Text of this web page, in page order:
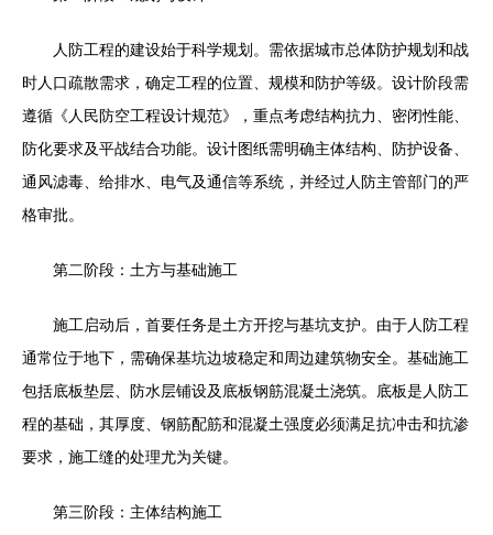
人防工程的建设始于科学规划。需依据城市总体防护规划和战
时人口疏散需求，确定工程的位置、规模和防护等级。设计阶段需
遵循《人民防空工程设计规范》，重点考虑结构抗力、密闭性能、
防化要求及平战结合功能。设计图纸需明确主体结构、防护设备、
通风滤毒、给排水、电气及通信等系统，并经过人防主管部门的严
格审批。
第二阶段：土方与基础施工
施工启动后，首要任务是土方开挖与基坑支护。由于人防工程
通常位于地下，需确保基坑边坡稳定和周边建筑物安全。基础施工
包括底板垫层、防水层铺设及底板钢筋混凝土浇筑。底板是人防工
程的基础，其厚度、钢筋配筋和混凝土强度必须满足抗冲击和抗渗
要求，施工缝的处理尤为关键。
第三阶段：主体结构施工